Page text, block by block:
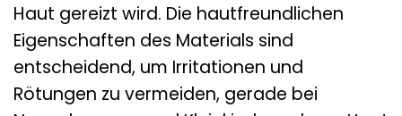
Haut gereizt wird. Die hautfreundlichen
Eigenschaften des Materials sind
entscheidend, um Irritationen und
Rötungen zu vermeiden, gerade bei